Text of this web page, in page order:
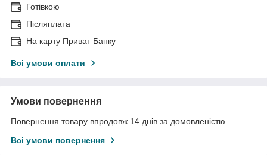
Готівкою
Післяплата
На карту Приват Банку
Всі умови оплати
Умови повернення
Повернення товару впродовж 14 днів за домовленістю
Всі умови повернення